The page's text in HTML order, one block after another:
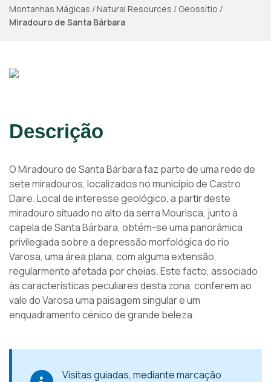
Montanhas Mágicas /Natural Resources / Geossítio /
Miradouro de Santa Bárbara
Descrição
O Miradouro de Santa Bárbara faz parte de uma rede de
sete miradouros, localizados no município de Castro
Daire. Local de interesse geológico, a partir deste
miradouro situado no alto da serra Mourisca, junto à
capela de Santa Bárbara, obtém-se uma panorâmica
privilegiada sobre a depressão morfológica do rio
Varosa, uma área plana, com alguma extensão,
regularmente afetada por cheias. Este facto, associado
às características peculiares desta zona, conferem ao
vale do Varosa uma paisagem singular e um
enquadramento cénico de grande beleza.
Visitas guiadas, mediante marcação